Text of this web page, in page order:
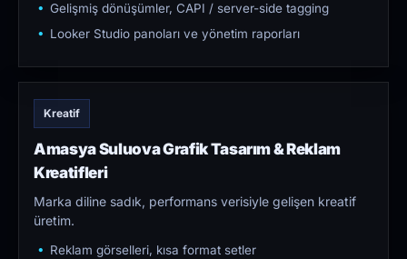
Gelişmiş dönüşümler, CAPI / server-side tagging
Looker Studio panoları ve yönetim raporları
Kreatif
Amasya Suluova Grafik Tasarım & Reklam
Kreatifleri
Marka diline sadık, performans verisiyle gelişen kreatif
üretim.
Reklam görselleri, kısa format setler